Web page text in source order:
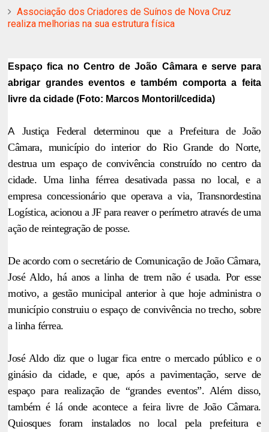
Associação dos Criadores de Suínos de Nova Cruz
realiza melhorias na sua estrutura física
Espaço fica no Centro de João Câmara e serve para
abrigar grandes eventos e também comporta a feita
livre da cidade (Foto: Marcos Montoril/cedida)
AJustiça Federal determinou que a Prefeitura de João
Câmara, município do interior do Rio Grande do Norte,
destrua um espaço de convivência construído no centro da
cidade. Uma linha férrea desativada passa no local, e a
empresa concessionário que operava a via, Transnordestina
Logística, acionou a JF para reaver o perímetro através de uma
ação de reintegração de posse.
De acordo com o secretário de Comunicação de João Câmara,
José Aldo, há anos a linha de trem não é usada. Por esse
motivo, a gestão municipal anterior à que hoje administra o
município construiu o espaço de convivência no trecho, sobre
a linha férrea.
José Aldo diz que o lugar fica entre o mercado público e o
ginásio da cidade, e que, após a pavimentação, serve de
espaço para realização de “grandes eventos”. Além disso,
também é lá onde acontece a feira livre de João Câmara.
Quiosques foram instalados no local pela prefeitura e